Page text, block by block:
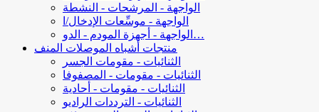
الواجهة - المرشحات - النشطة
الواجهة - موسِّعات الإدخال/ا
الواجهة - أجهزة المودم - الدو…
منتجات أشباه الموصلات المنف
الثنائيات - مقومات الجسر
الثنائيات - مقومات - المصفوفا
الثنائيات - مقومات - أحادية
الثنائيات - الترددات الراديو